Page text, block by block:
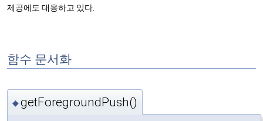
제공에도 대응하고 있다.
함수 문서화
◆getForegroundPush()